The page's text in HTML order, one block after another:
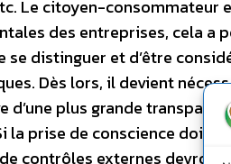
Le citoyen-
des entreprises, cela a
se distinguer et d’être
Dès lors, il devient
d’une plus grande
la prise de conscience doit
contrôles externes